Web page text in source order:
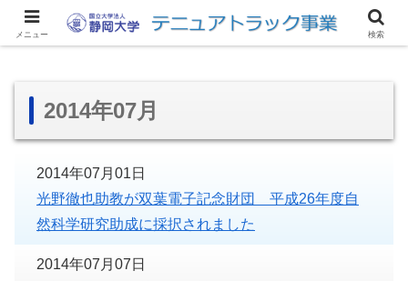
サイトマップ アクセス リンク集 お問い合わせ English
2014年07月
2014年07月01日
光野徹也助教が双葉電子記念財団 平成26年度自
然科学研究助成に採択されました
2014年07月07日
メニュー 検索